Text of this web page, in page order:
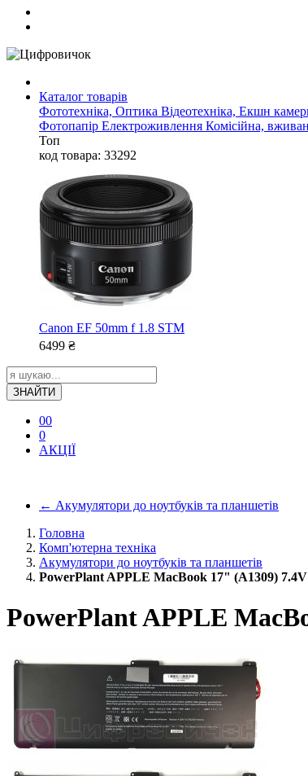
Каталог товарів
Фототехніка, Оптика Відеотехніка, Екшн
Фотопапір Електроживлення Комісійна,
Топ
код товара: 33292
Canon EF 50mm f 1.8 STM
6499 ₴
ЗНАЙТИ
00
0
АКЦІЇ
← Акумулятори до ноутбуків та планшетів
Головна
Комп'ютерна техніка
Акумулятори до ноутбуків та планшетів
PowerPlant APPLE MacBook 17" (A1309)
PowerPlant APPLE